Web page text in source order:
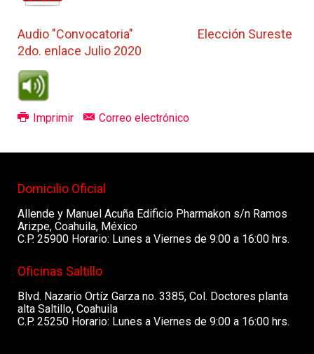
Audio "Convocatoria" Elección Sureste
2do. enlace Julio 2020
Imprimir Correo electrónico
Domicilio Oficial
Allende y Manuel Acuña Edificio Pharmakon s/n Ramos
Arizpe, Coahuila, México
C.P. 25900 Horario: Lunes a Viernes de 9:00 a 16:00 hrs.
Oficinas Saltillo
Blvd. Nazario Ortíz Garza no. 3385, Col. Doctores planta
alta Saltillo, Coahuila
C.P. 25250 Horario: Lunes a Viernes de 9:00 a 16:00 hrs.